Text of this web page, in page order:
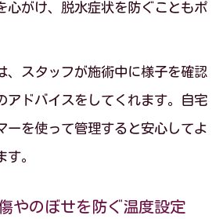
心がけ、脱水症状を防ぐこともポ
、スタッフが施術中に様子を確認
アドバイスをしてくれます。自宅
ーを使って管理すると安心してよ
す。
やのぼせを防ぐ温度設定